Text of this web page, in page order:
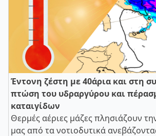
Έντονη ζέστη με 40άρια και στη
πτώση του υδραργύρου και
καταιγίδων
Θερμές αέριες μάζες πλησιάζουν
μας από τα νοτιοδυτικά